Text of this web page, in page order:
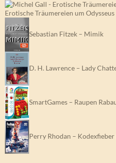
Erotische Träumereien um Odysseus
Sebastian Fitzek – Mimik
D. H. Lawrence – Lady
SmartGames – Raupen
Perry Rhodan –